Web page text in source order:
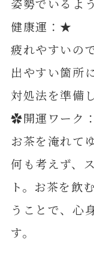
姿勢でいるよ
健康運：★
疲れやすいの
出やすい箇所
対処法を準備
✿開運ワーク
お茶を淹れて
何も考えず、
ト。お茶を飲
うことで、心
す。